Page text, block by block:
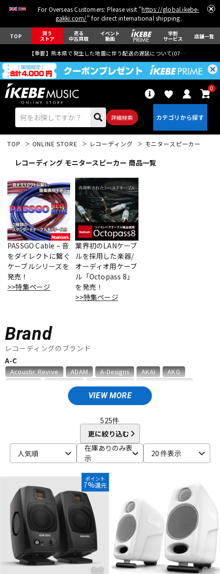
For Overseas Customers: Please visit "https://global.ikebe-
gakki.com/" for direct international shipping.
TOP 買う
ストア
売る
中古買取
イベント
動画
学割
サービス 店舗一覧
【重要】熊本県で発生した地震に伴う配送の遅延について(07月29日
詳細検索
0
エレキギター
ベース
ドラム
管楽器
アンプ エフェクター
DTM オンライン納品 レコーディング機器
配信/ライブ機器
中古 ヴィンテージ
TOP ONLINE STORE レコーディング モニタースピーカー
レコーディング モニタースピーカー 商品一覧
PASSGO Cable – 音
をダイレクトに繋ぐ
ケーブルシリーズを
発売！
>>特集ページ
業界初のLANケーブ
ルを採用した楽器/
オーディオ用ケーブ
ル「Octopass 8」
を発売！
>>特集ページ
Brand
レコーディングのブランド
VIEW MORE
A-C
Acoustic Revive ADAM A-Designs AKAI
AKG
ART ARTRIG
audio-technica AUDIX AURATONE
BEHRINGER
Brauner
Bricasti Design
CANARE
CaTeFo Chandler Coil Audio
Conisis
Cranborne Audio
CROXS CURRENT CUSTOM TRY
DangerousMusic dbx DENON
DEXIBELL
Digitech DMSD
DYNAUDIO PRO
Ear Trumpet Labs
EARTHWORKS
Ehrlund Microphone
Electro Harmonix
Electro Voice
elysia
Empirical Labs ENHANCED AUDIO Entreq
ESI
EVE Audio
Eventide EXFORM
Fischer Amps
FMR AUDIO
FOCAL Focusrite FOSTEX
Free The Tone
FURMAN
FURUTECH
525件
更に絞り込む
人気順
在庫ありのみ表
示
20 件表示
ポイント
7%還元